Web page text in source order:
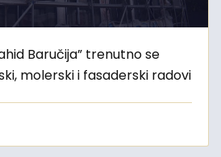
Baručija” trenutno se
molerski i fasaderski radovi